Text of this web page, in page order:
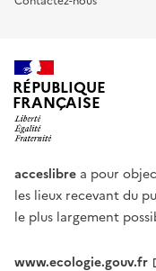
RÉPUBLIQUE
FRANÇAISE
acceslibre a pour
les lieux recevant du
le plus largement
www.ecologie.gouv.fr